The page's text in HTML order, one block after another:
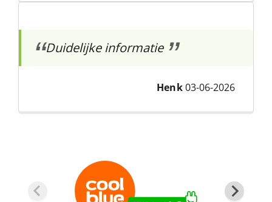
Duidelijke informatie
Henk03-06-2026